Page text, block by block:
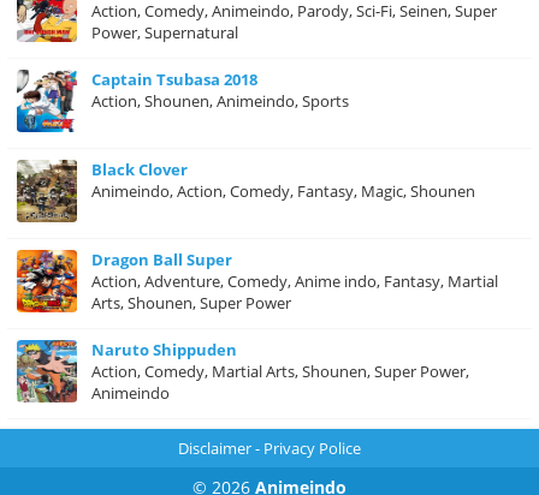
Action, Comedy, Animeindo, Parody, Sci-Fi, Seinen, Super
Power, Supernatural
Captain Tsubasa 2018
Action, Shounen, Animeindo, Sports
Black Clover
Animeindo, Action, Comedy, Fantasy, Magic, Shounen
Dragon Ball Super
Action, Adventure, Comedy, Anime indo, Fantasy, Martial
Arts, Shounen, Super Power
Naruto Shippuden
Action, Comedy, Martial Arts, Shounen, Super Power,
Animeindo
Disclaimer- Privacy Police
© 2026 Animeindo